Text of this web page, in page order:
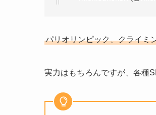
パリオリンピック、クライミ
実力はもちろんですが、各種